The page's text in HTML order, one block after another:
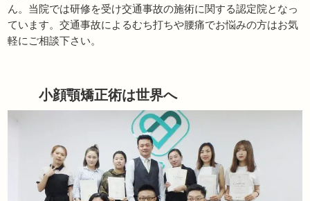
ん。当院では研修を受け交通事故の施術に関する認定院となっ
ています。交通事故によるむち打ちや腰痛でお悩みの方はお気
軽にご相談下さい。
小顔顎矯正術は世界へ